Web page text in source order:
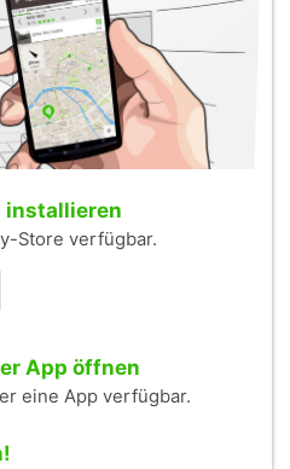
installieren
Store verfügbar.
App öffnen
eine App verfügbar.